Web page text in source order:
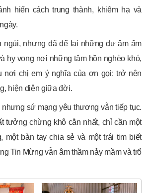
hiến cách trung thành, khiêm hạ và
ngủi, nhưng đã để lại những dư âm ấm
hy vọng nơi những tâm hồn nghèo khó,
nơi chị em ý nghĩa của ơn gọi: trở nên
hiện diện giữa đời.
nhưng sứ mạng yêu thương vẫn tiếp tục.
tưởng chừng khô cằn nhất, chỉ cần một
một bàn tay chia sẻ và một trái tim biết
Tin Mừng vẫn âm thầm nảy mầm và trổ